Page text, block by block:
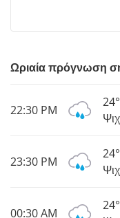
Ωριαία πρόγνωση
22:30 PM
23:30 PM
00:30 AM